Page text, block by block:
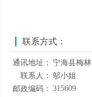
联系方式：
通讯地址：
宁海县梅
联系人：
邬小姐
邮政编码：
315609